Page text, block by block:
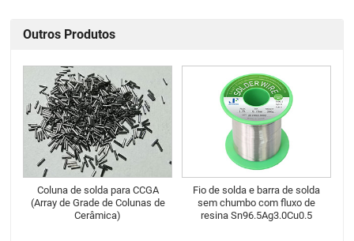
Outros Produtos
Coluna de solda para CCGA
(Array de Grade de Colunas de
Cerâmica)
Fio de solda e barra de solda
sem chumbo com fluxo de
resina Sn96.5Ag3.0Cu0.5